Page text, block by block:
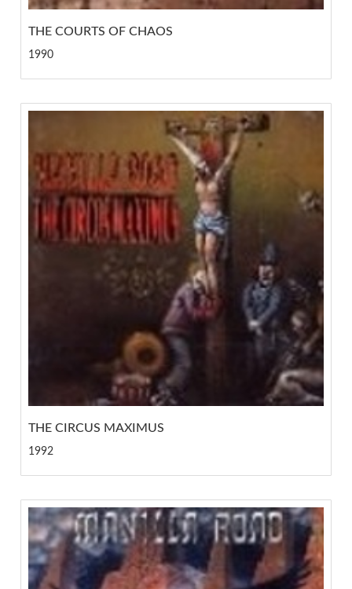
THE COURTS OF CHAOS
1990
THE CIRCUS MAXIMUS
1992